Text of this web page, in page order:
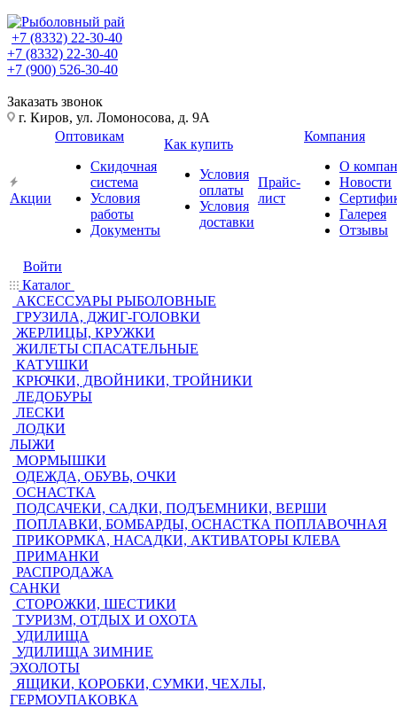
+7 (8332) 22-30-40
+7 (8332) 22-30-40
+7 (900) 526-30-40
Заказать звонок
г. Киров, ул. Ломоносова, д. 9А
Акции
Оптовикам
Скидочная
система
Условия
работы
Документы
Как купить
Условия
оплаты
Условия
доставки
Прайс-
лист
Компания
О
Новости
Галерея
Отзывы
Войти
Каталог
АКСЕССУАРЫ РЫБОЛОВНЫЕ
ГРУЗИЛА, ДЖИГ-ГОЛОВКИ
ЖЕРЛИЦЫ, КРУЖКИ
ЖИЛЕТЫ СПАСАТЕЛЬНЫЕ
КАТУШКИ
КРЮЧКИ, ДВОЙНИКИ, ТРОЙНИКИ
ЛЕДОБУРЫ
ЛЕСКИ
ЛОДКИ
ЛЫЖИ
МОРМЫШКИ
ОДЕЖДА, ОБУВЬ, ОЧКИ
ОСНАСТКА
ПОДСАЧЕКИ, САДКИ, ПОДЪЕМНИКИ, ВЕРШИ
ПОПЛАВКИ, БОМБАРДЫ, ОСНАСТКА ПОПЛАВОЧНАЯ
ПРИКОРМКА, НАСАДКИ, АКТИВАТОРЫ КЛЕВА
ПРИМАНКИ
РАСПРОДАЖА
САНКИ
СТОРОЖКИ, ШЕСТИКИ
ТУРИЗМ, ОТДЫХ И ОХОТА
УДИЛИЩА
УДИЛИЩА ЗИМНИЕ
ЭХОЛОТЫ
ЯЩИКИ, КОРОБКИ, СУМКИ, ЧЕХЛЫ,
ГЕРМОУПАКОВКА